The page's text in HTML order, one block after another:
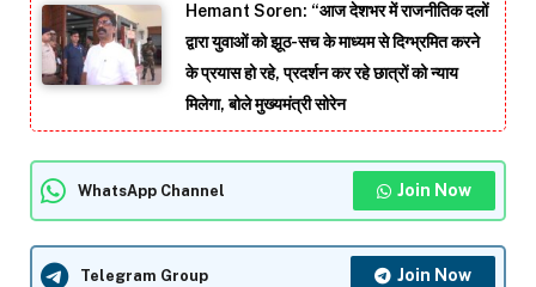
Hemant Soren: “आज देशभर में राजनीतिक दलों
द्वारा युवाओं को झूठ-सच के माध्यम से दिग्भ्रमित करने
के प्रयास हो रहे, प्रदर्शन कर रहे छात्रों को न्याय
मिलेगा, बोले मुख्यमंत्री सोरेन
WhatsApp Channel Join Now
Telegram Group Join Now